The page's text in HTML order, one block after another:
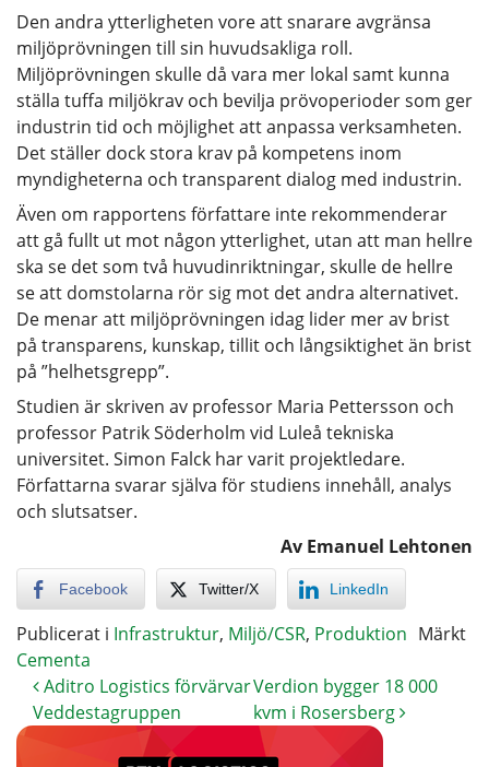
Den andra ytterligheten vore att snarare avgränsa
miljöprövningen till sin huvudsakliga roll.
Miljöprövningen skulle då vara mer lokal samt kunna
ställa tuffa miljökrav och bevilja prövoperioder som ger
industrin tid och möjlighet att anpassa verksamheten.
Det ställer dock stora krav på kompetens inom
myndigheterna och transparent dialog med industrin.
Även om rapportens författare inte rekommenderar
att gå fullt ut mot någon ytterlighet, utan att man hellre
ska se det som två huvudinriktningar, skulle de hellre
se att domstolarna rör sig mot det andra alternativet.
De menar att miljöprövningen idag lider mer av brist
på transparens, kunskap, tillit och långsiktighet än brist
på ”helhetsgrepp”.
Studien är skriven av professor Maria Pettersson och
professor Patrik Söderholm vid Luleå tekniska
universitet. Simon Falck har varit projektledare.
Författarna svarar själva för studiens innehåll, analys
och slutsatser.
Av Emanuel Lehtonen
Facebook Twitter/X LinkedIn
Publicerat i Infrastruktur, Miljö/CSR, Produktion Märkt
Cementa
Aditro Logistics förvärvar
Veddestagruppen
Verdion bygger 18 000
kvm i Rosersberg